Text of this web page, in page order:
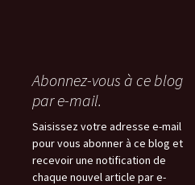
Abonnez-vous à ce blog
par e-mail.
Saisissez votre adresse e-mail
pour vous abonner à ce blog et
recevoir une notification de
chaque nouvel article par e-